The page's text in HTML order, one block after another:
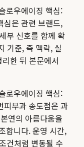
로우에이징 핵심:
심은 관련 브랜드,
부 신호를 함께 확
기준, 즉 맥락, 실
한 뒤 본문에서
로우에이징 핵심:
부과 송도점은 과
연의 아름다움을
합니다.운영 시간,
건처럼 변동될 수